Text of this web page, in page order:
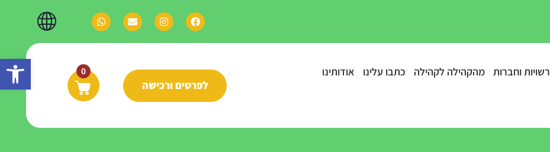
רשויות וחברות מהקהילה לקהילה כתבו עלינו
אודותינו
לפרטים ורכישה
0